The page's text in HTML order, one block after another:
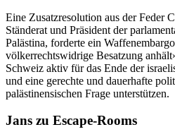
Eine Zusatzresolution aus der Feder
Ständerat und Präsident der
Palästina, forderte ein
völkerrechtswidrige Besatzung
Schweiz aktiv für das Ende der
und eine gerechte und dauerhafte
palästinensischen Frage unterstützen.
Jans zu Escape-Rooms